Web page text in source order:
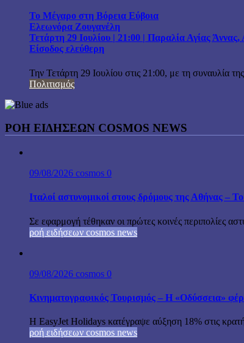
Το Μέγαρο στη Βόρεια Εύβοια
Ελεωνόρα Ζουγανέλη
Τετάρτη 29 Ιουλίου | 21:00 | Παραλία Αγίας Άννας,
Είσοδος ελεύθερη
Την Τετάρτη 29 Ιουλίου στις 21:00, με τη συναυλία
Πολιτισμός
ΡΟΗ ΕΙΔΗΣΕΩΝ COSMOS NEWS
09/08/2026 cosmos 0
Ιταλοί αστυνομικοί στους δρόμους της Αθήνας –
Σε εφαρμογή τέθηκαν οι πρώτες κοινές περιπολίες
ροή ειδήσεων cosmos news
09/08/2026 cosmos 0
Κινηματογραφικός Τουρισμός – Η «Οδύσσεια»
Η EasyJet Holidays κατέγραψε αύξηση 18% στις
ροή ειδήσεων cosmos news